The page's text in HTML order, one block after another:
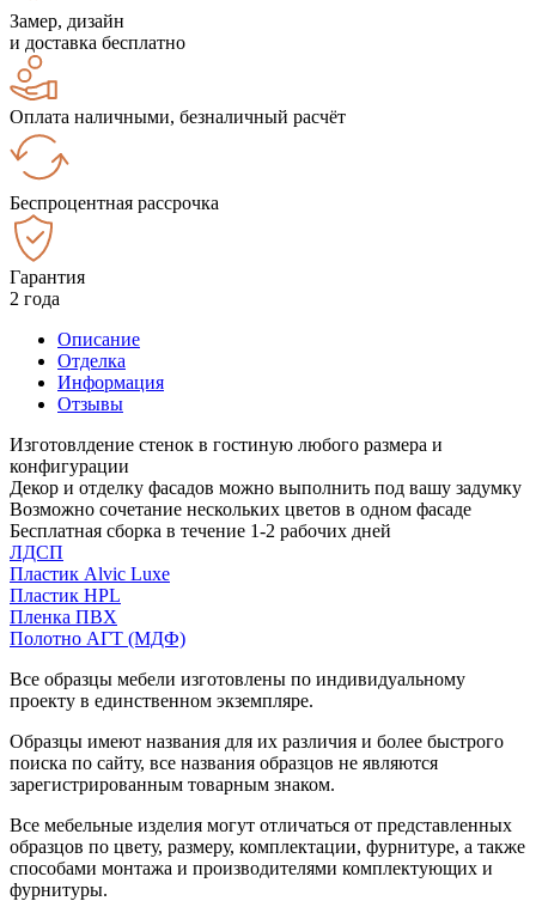
Замер, дизайн
и доставка бесплатно
Оплата наличными, безналичный расчёт
Беспроцентная рассрочка
Гарантия
2 года
Описание
Отделка
Информация
Отзывы
Изготовлдение стенок в гостиную любого размера и
конфигурации
Декор и отделку фасадов можно выполнить под вашу задумку
Возможно сочетание нескольких цветов в одном фасаде
Бесплатная сборка в течение 1-2 рабочих дней
ЛДСП
Пластик Alvic Luxe
Пластик HPL
Пленка ПВХ
Полотно АГТ (МДФ)
Все образцы мебели изготовлены по индивидуальному
проекту в единственном экземпляре.
Образцы имеют названия для их различия и более быстрого
поиска по сайту, все названия образцов не являются
зарегистрированным товарным знаком.
Все мебельные изделия могут отличаться от представленных
образцов по цвету, размеру, комплектации, фурнитуре, а также
способами монтажа и производителями комплектующих и
фурнитуры.